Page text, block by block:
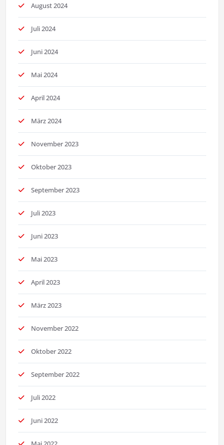
August 2024
Juli 2024
Juni 2024
Mai 2024
April 2024
März 2024
November 2023
Oktober 2023
September 2023
Juli 2023
Juni 2023
Mai 2023
April 2023
März 2023
November 2022
Oktober 2022
September 2022
Juli 2022
Juni 2022